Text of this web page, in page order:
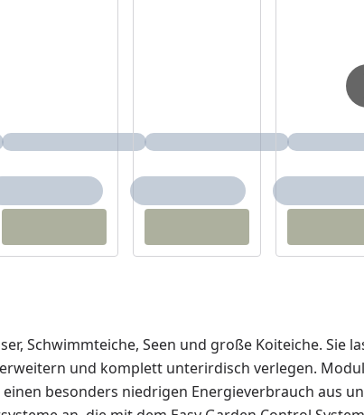
Schwimmteiche, Seen und große Koiteiche. Sie
und komplett unterirdisch verlegen.
besonders niedrigen Energieverbrauch aus